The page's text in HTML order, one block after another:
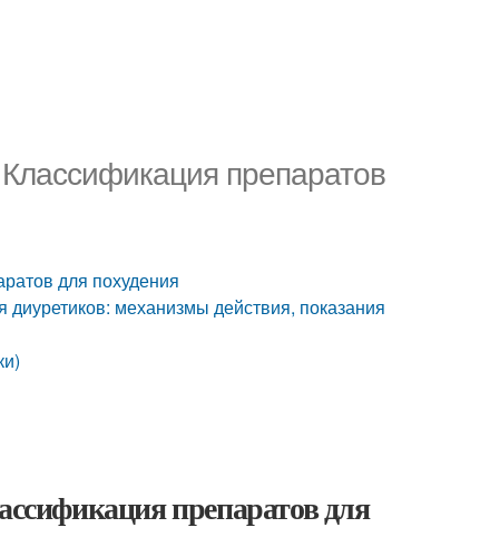
препаратов
для похудения
механизмы действия, показания
препаратов для